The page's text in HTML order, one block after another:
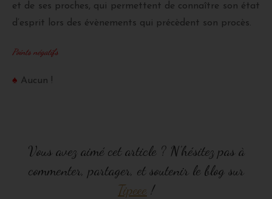
et de ses proches, qui permettent de connaître son état
d’esprit lors des évènements qui précèdent son procès.
Points négatifs
♠ Aucun !
Vous avez aimé cet article ? N’hésitez pas à
commenter, partager, et soutenir le blog sur
Tipeee !